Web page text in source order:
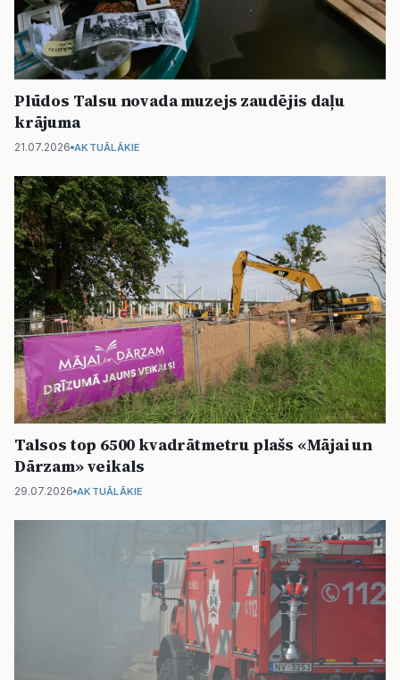
Plūdos Talsu novada muzejs zaudējis daļu
krājuma
21.07.2026 AKTUĀLĀKIE
Talsos top 6500 kvadrātmetru plašs «Mājai un
Dārzam» veikals
29.07.2026 AKTUĀLĀKIE